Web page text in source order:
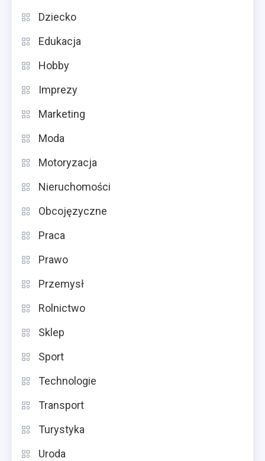
Dziecko
Edukacja
Hobby
Imprezy
Marketing
Moda
Motoryzacja
Nieruchomości
Obcojęzyczne
Praca
Prawo
Przemysł
Rolnictwo
Sklep
Sport
Technologie
Transport
Turystyka
Uroda